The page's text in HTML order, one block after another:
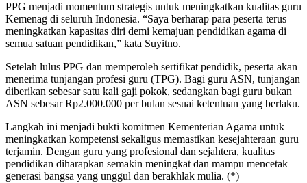
PPG menjadi momentum strategis untuk meningkatkan kualitas guru
Kemenag di seluruh Indonesia. “Saya berharap para peserta terus
meningkatkan kapasitas diri demi kemajuan pendidikan agama di
semua satuan pendidikan,” kata Suyitno.
Setelah lulus PPG dan memperoleh sertifikat pendidik, peserta akan
menerima tunjangan profesi guru (TPG). Bagi guru ASN, tunjangan
diberikan sebesar satu kali gaji pokok, sedangkan bagi guru bukan
ASN sebesar Rp2.000.000 per bulan sesuai ketentuan yang berlaku.
Langkah ini menjadi bukti komitmen Kementerian Agama untuk
meningkatkan kompetensi sekaligus memastikan kesejahteraan guru
terjamin. Dengan guru yang profesional dan sejahtera, kualitas
pendidikan diharapkan semakin meningkat dan mampu mencetak
generasi bangsa yang unggul dan berakhlak mulia. (*)